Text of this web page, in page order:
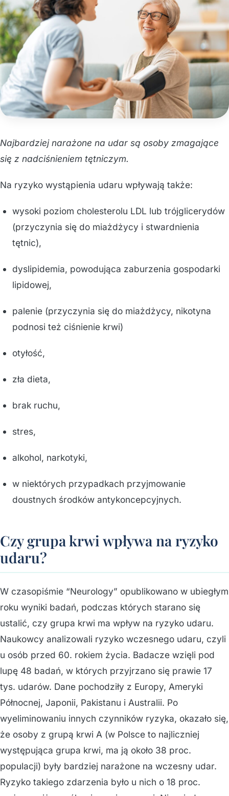
Najbardziej narażone na udar są osoby zmagające
się z nadciśnieniem tętniczym.
Na ryzyko wystąpienia udaru wpływają także:
wysoki poziom cholesterolu LDL lub trójglicerydów
(przyczynia się do miażdżycy i stwardnienia
tętnic),
dyslipidemia, powodująca zaburzenia gospodarki
lipidowej,
palenie (przyczynia się do miażdżycy, nikotyna
podnosi też ciśnienie krwi)
otyłość,
zła dieta,
brak ruchu,
stres,
alkohol, narkotyki,
w niektórych przypadkach przyjmowanie
doustnych środków antykoncepcyjnych.
Czy grupa krwi wpływa na ryzyko
udaru?
W czasopiśmie “Neurology” opublikowano w ubiegłym
roku wyniki badań, podczas których starano się
ustalić, czy grupa krwi ma wpływ na ryzyko udaru.
Naukowcy analizowali ryzyko wczesnego udaru, czyli
u osób przed 60. rokiem życia. Badacze wzięli pod
lupę 48 badań, w których przyjrzano się prawie 17
tys. udarów. Dane pochodziły z Europy, Ameryki
Północnej, Japonii, Pakistanu i Australii. Po
wyeliminowaniu innych czynników ryzyka, okazało się,
że osoby z grupą krwi A (w Polsce to najliczniej
występująca grupa krwi, ma ją około 38 proc.
populacji) były bardziej narażone na wczesny udar.
Ryzyko takiego zdarzenia było u nich o 18 proc.